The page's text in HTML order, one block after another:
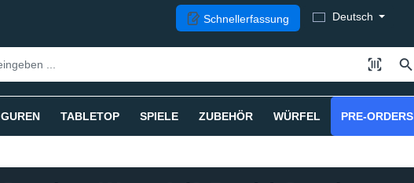
Schnellerfassung Deutsch
TABLETOP SPIELE ZUBEHÖR WÜRFEL PRE-ORDERS